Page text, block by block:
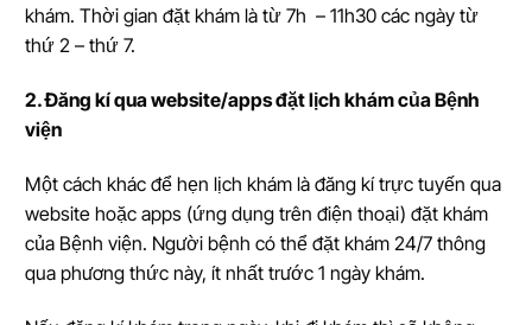
khám. Thời gian đặt khám là từ 7h – 11h30 các ngày từ
thứ 2 – thứ 7.
2. Đăng kí qua website/apps đặt lịch khám của Bệnh
viện
Một cách khác để hẹn lịch khám là đăng kí trực tuyến qua
website hoặc apps (ứng dụng trên điện thoại) đặt khám
của Bệnh viện. Người bệnh có thể đặt khám 24/7 thông
qua phương thức này, ít nhất trước 1 ngày khám.